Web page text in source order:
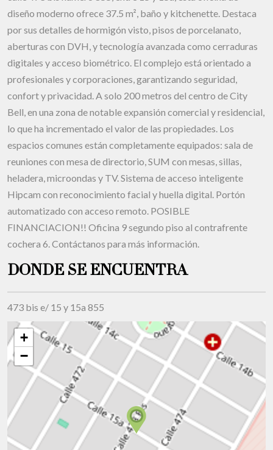
diseño moderno ofrece 37.5 m², baño y kitchenette. Destaca
por sus detalles de hormigón visto, pisos de porcelanato,
aberturas con DVH, y tecnología avanzada como cerraduras
digitales y acceso biométrico. El complejo está orientado a
profesionales y corporaciones, garantizando seguridad,
confort y privacidad. A solo 200 metros del centro de City
Bell, en una zona de notable expansión comercial y residencial,
lo que ha incrementado el valor de las propiedades. Los
espacios comunes están completamente equipados: sala de
reuniones con mesa de directorio, SUM con mesas, sillas,
heladera, microondas y TV. Sistema de acceso inteligente
Hipcam con reconocimiento facial y huella digital. Portón
automatizado con acceso remoto. POSIBLE
FINANCIACION!! Oficina 9 segundo piso al contrafrente
cochera 6. Contáctanos para más información.
DONDE SE ENCUENTRA
473 bis e/ 15 y 15a 855
+
−